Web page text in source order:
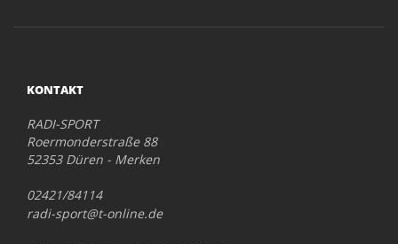
KONTAKT
RADI-SPORT
Roermonderstraße 88
52353 Düren - Merken
02421/84114
radi-sport@t-online.de